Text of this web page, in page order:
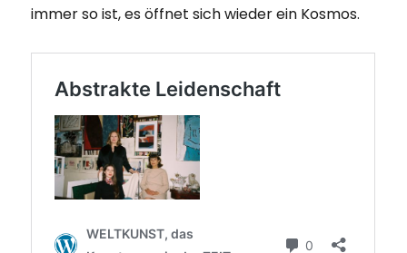
immer so ist, es öffnet sich wieder ein Kosmos.